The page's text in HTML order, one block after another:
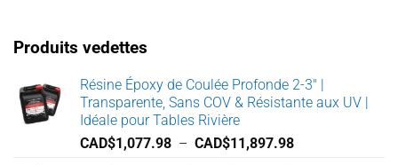
Produits vedettes
Résine Époxy de Coulée Profonde 2-3" |
Transparente, Sans COV & Résistante aux UV |
Idéale pour Tables Rivière
CAD$1,077.98 – CAD$11,897.98Plage